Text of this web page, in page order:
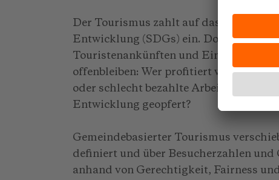
Der Tourismus zahlt auf das gesamte
Entwicklung (SDGs) ein. Doch vor Ort
Touristenankünften und Einnahmen
offenbleiben: Wer profitiert wirklich?
oder schlecht bezahlte Arbeitskräfte?
Entwicklung geopfert?
Gemeindebasierter Tourismus
definiert und über Besucherzahlen
anhand von Gerechtigkeit, Fairness